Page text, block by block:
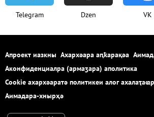
Telegram Dzen VK
Апроект иазкны Ахархәара аԥҟарақәа
Аконфиденциалра (армаӡара) аполитика
Cookie ахархәаратә политикеи алог
Аимадара-хнырҳә